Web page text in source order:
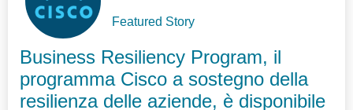
Featured Story
Business Resiliency Program, il
programma Cisco a sostegno della
resilienza delle aziende, è disponibile